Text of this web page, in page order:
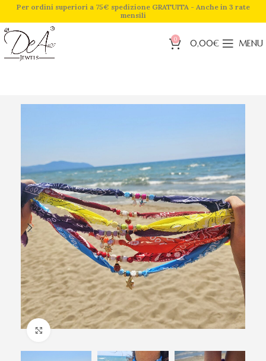
Per ordini superiori a 75€ spedizione GRATUITA - Anche in 3 rate
mensili
0 0,00€ MENU
Click to enlarge